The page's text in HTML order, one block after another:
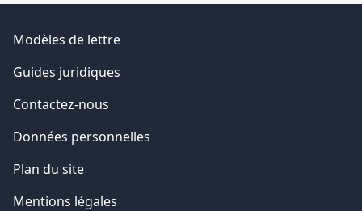
Modèles de lettre
Guides juridiques
Contactez-nous
Données personnelles
Plan du site
Mentions légales